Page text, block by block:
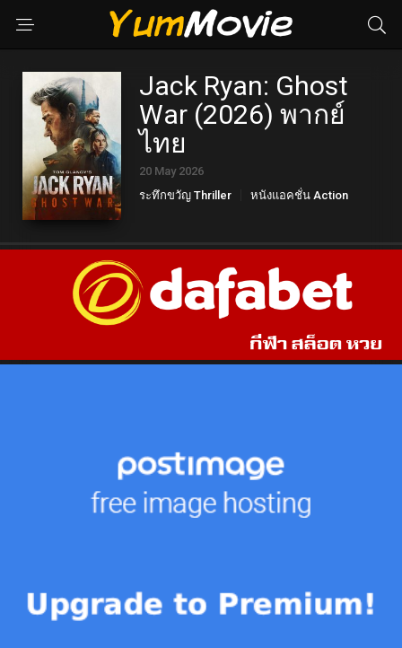
Jack Ryan: Ghost
War (2026) พากย์
ไทย
20 May 2026
ระทึกขวัญ Thriller
หนังแอคชั่น Action